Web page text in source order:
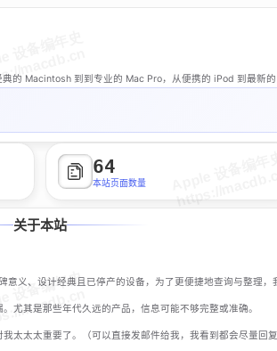
Macintosh 到到专业的 Mac Pro，从便携的 iPod 到最新
64
本站页面数量
关于本站
义、设计经典且已停产的设备，为了更便捷地查询与整理，
尤其是那些年代久远的产品，信息可能不够完整或准确。
太太太重要了。（可以直接发邮件给我，我看到都会尽量回复